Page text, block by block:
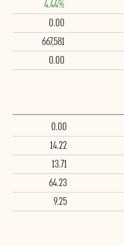
4.44%
0.00
667,581
0.00
0.00
14.22
13.71
64.23
9.25